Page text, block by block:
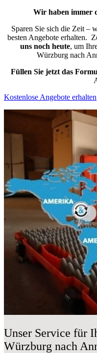
Wir haben immer
Sparen Sie sich die Zeit –
besten Angebote erhalten.
uns noch heute, um
Würzburg nach
Füllen Sie jetzt das
Kostenlose Angebote erhalten
Unser Service für
Würzburg nach